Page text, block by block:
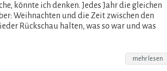
könnte ich denken. Jedes Jahr die gleichen
Weihnachten und die Zeit zwischen den
Rückschau halten, was so war und was
mehr lesen